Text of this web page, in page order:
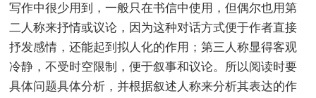
写作中很少用到，一般只在书信中使用，但偶尔也用第
二人称来抒情或议论，因为这种对话方式便于作者直接
抒发感情，还能起到拟人化的作用；第三人称显得客观
冷静，不受时空限制，便于叙事和议论。所以阅读时要
具体问题具体分析，并根据叙述人称来分析其表达的作